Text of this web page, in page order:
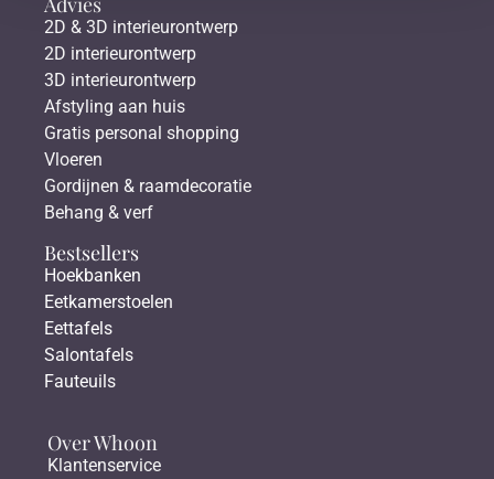
2D & 3D interieurontwerp
2D interieurontwerp
3D interieurontwerp
Afstyling aan huis
Gratis personal shopping
Vloeren
Gordijnen & raamdecoratie
Behang & verf
Bestsellers
Hoekbanken
Eetkamerstoelen
Eettafels
Salontafels
Fauteuils
Over Whoon
Klantenservice